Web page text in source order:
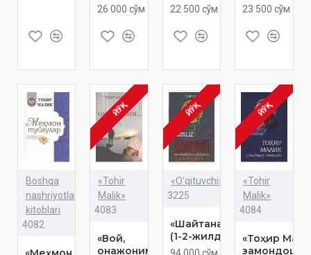
26 000 сўм 22 500 сўм 23 500 сўм
Boshqa
nashriyotlar
kitoblari
4082
ЙЎҚ
«Tohir
Malik»
4083
«Вой,
онажоним...»
ЙЎҚ
«O'qituvchi»
3225
«Шайтанат»
(1-2-жилд)
94 000 сўм
ЙЎҚ
«Tohir
Malik»
4084
«Тоҳир